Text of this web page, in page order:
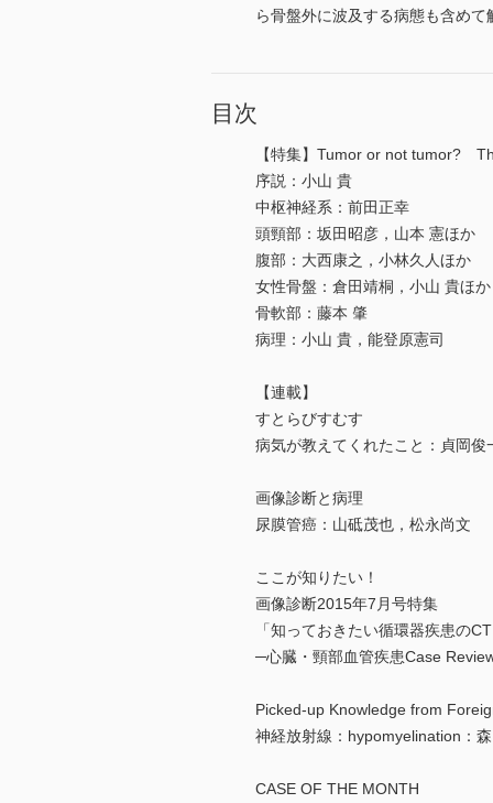
ら骨盤外に波及する病態も含め
目次
【特集】Tumor or not tumor?
序説：小山 貴
中枢神経系：前田正幸
頭頸部：坂田昭彦，山本 憲ほか
腹部：大西康之，小林久人ほか
女性骨盤：倉田靖桐，小山 貴ほか
骨軟部：藤本 肇
病理：小山 貴，能登原憲司
【連載】
すとらびすむす
病気が教えてくれたこと：貞岡俊
画像診断と病理
尿膜管癌：山砥茂也，松永尚文
ここが知りたい！
画像診断2015年7月号特集
「知っておきたい循環器疾患の
─心臓・頸部血管疾患Case
Picked-up Knowledge from
神経放射線：hypomyelination：
CASE OF THE MONTH